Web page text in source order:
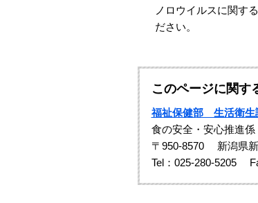
ノロウイルスに関す
ださい。
このページに関す
福祉保健部 生活衛生
食の安全・安心推進係
〒950-8570
新潟県
Tel：025-280-5205